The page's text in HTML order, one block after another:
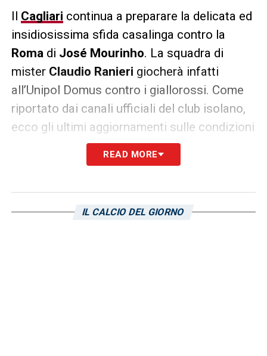
Il Cagliari continua a preparare la delicata ed
insidiosissima sfida casalinga contro la
Roma di José Mourinho. La squadra di
mister Claudio Ranieri giocherà infatti
all’Unipol Domus contro i giallorossi. Come
riportato dai canali ufficiali del club isolano,
ecco gli ultimi aggiornamenti sulle condizioni
Jakub Jankto. Assente dalla sconfitta
esterna contro ilBologna, c’è un cauto
l’allenamento odierno parzialmente in
READ MORE
IL CALCIO DEL GIORNO